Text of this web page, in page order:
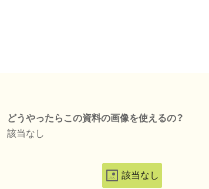
どうやったらこの資料の画像を使えるの？
該当なし
該当なし